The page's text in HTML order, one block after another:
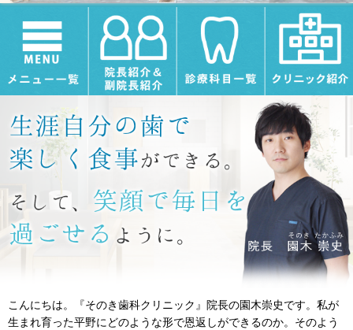
こんにちは。『そのき歯科クリニック』院長の園木崇史です。私が
生まれ育った平野にどのような形で恩返しができるのか。そのよう